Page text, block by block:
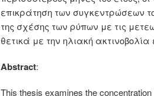
επικράτηση των συγκεντρώσεων
της σχέσης των ρύπων με τις
θετικά με την ηλιακή
Abstract:
This thesis examines the